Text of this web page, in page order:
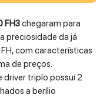
FH3chegaram para
preciosidade da já
com características
de preços.
driver triplo possui 2
a berílio